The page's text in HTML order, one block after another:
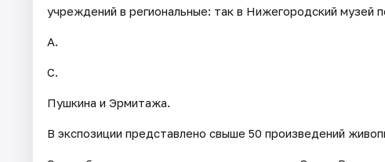
учреждений в региональные: так в Нижегородский музей
А.
С.
Пушкина и Эрмитажа.
В экспозиции представлено свыше 50 произведений